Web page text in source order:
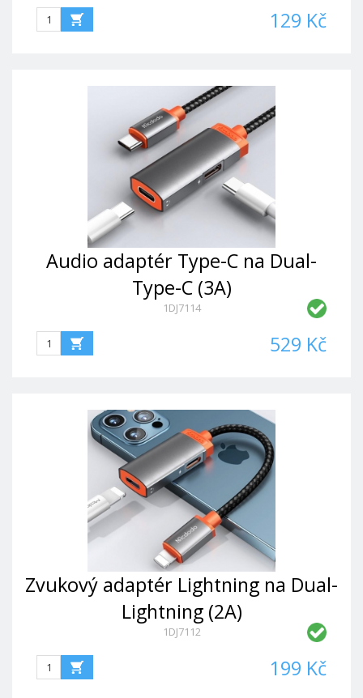
129 Kč
Audio adaptér Type-C na Dual-
Type-C (3A)
1DJ7114
529 Kč
Zvukový adaptér Lightning na Dual-
Lightning (2A)
1DJ7112
199 Kč